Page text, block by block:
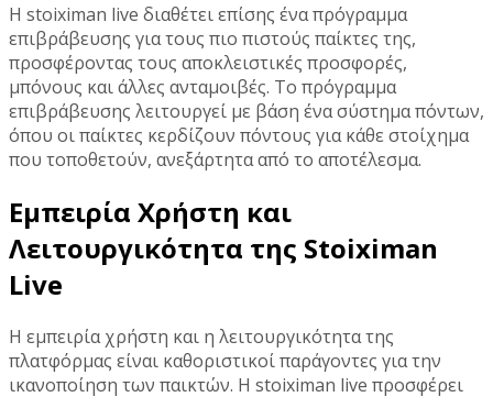
Η stoiximan live διαθέτει επίσης ένα πρόγραμμα
επιβράβευσης για τους πιο πιστούς παίκτες της,
προσφέροντας τους αποκλειστικές προσφορές,
μπόνους και άλλες ανταμοιβές. Το πρόγραμμα
επιβράβευσης λειτουργεί με βάση ένα σύστημα πόντων,
όπου οι παίκτες κερδίζουν πόντους για κάθε στοίχημα
που τοποθετούν, ανεξάρτητα από το αποτέλεσμα.
Εμπειρία Χρήστη και
Λειτουργικότητα της Stoiximan
Live
Η εμπειρία χρήστη και η λειτουργικότητα της
πλατφόρμας είναι καθοριστικοί παράγοντες για την
ικανοποίηση των παικτών. Η stoiximan live προσφέρει